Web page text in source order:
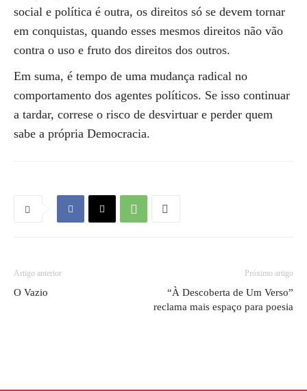
social e política é outra, os direitos só se devem tornar
em conquistas, quando esses mesmos direitos não vão
contra o uso e fruto dos direitos dos outros.
Em suma, é tempo de uma mudança radical no
comportamento dos agentes políticos. Se isso continuar
a tardar, correse o risco de desvirtuar e perder quem
sabe a própria Democracia.
Artigo anterior
O Vazio
Próximo artigo
“À Descoberta de Um Verso”
reclama mais espaço para poesia